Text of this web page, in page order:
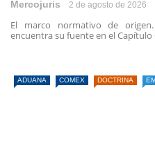
Mercojuris 2 de agosto de 2026
El marco normativo de
encuentra su fuente en el Capítulo
ADUANA COMEX DOCTRINA